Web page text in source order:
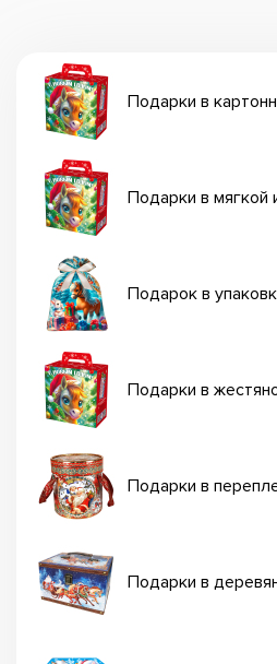
Подарки в
Подарки в мягкой
Подарок в
Подарки в
Подарки в
Подарки в